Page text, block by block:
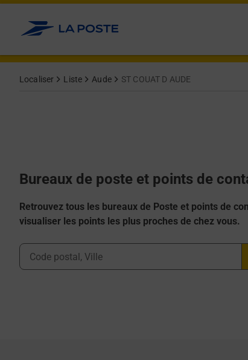
Allez au contenu
Localiser Liste Aude ST COUAT D AUDE
Bureaux de poste et points de
Retrouvez tous les bureaux de Poste et points de
visualiser les points les plus proches de chez vous.
Ville, Département, Code Postal
Afficher ou masquer la réponse
Afficher ou masquer la réponse
Afficher ou masquer la réponse
Afficher ou masquer la réponse
Afficher ou masquer la réponse